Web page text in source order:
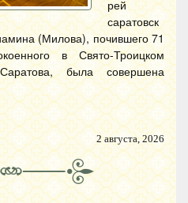
рей
саратовск
(Милова), почившего 71
в Свято-Троицком
была совершена
2 августа, 2026